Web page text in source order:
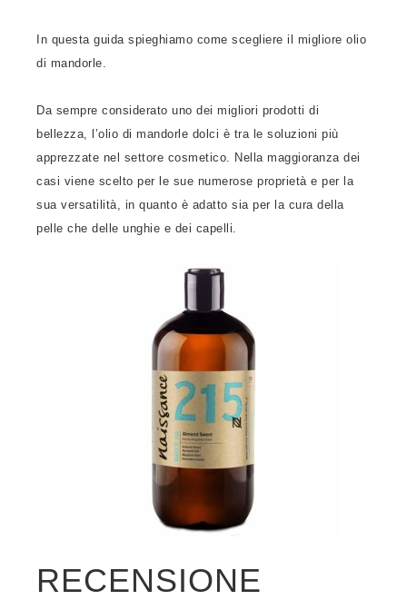
In questa guida spieghiamo come scegliere il migliore olio
di mandorle.
Da sempre considerato uno dei migliori prodotti di
bellezza, l’olio di mandorle dolci è tra le soluzioni più
apprezzate nel settore cosmetico. Nella maggioranza dei
casi viene scelto per le sue numerose proprietà e per la
sua versatilità, in quanto è adatto sia per la cura della
pelle che delle unghie e dei capelli.
RECENSIONE